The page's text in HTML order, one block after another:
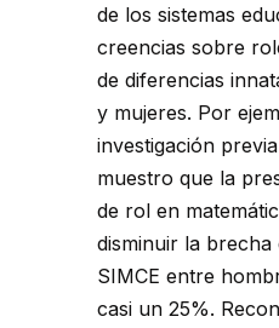
de los sistemas
creencias sobre
de diferencias
y mujeres. Por
investigación
muestro que la
de rol en
disminuir la brecha
SIMCE entre
casi un 25%.